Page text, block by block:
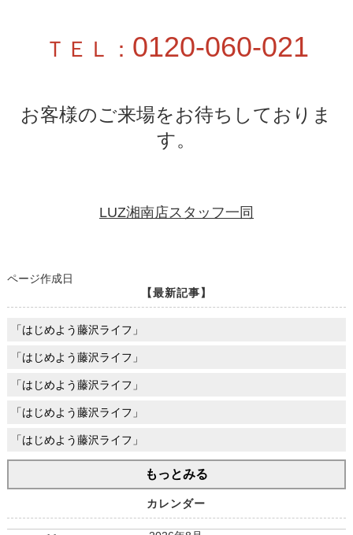
ＴＥＬ： 0120-060-021
お客様のご来場をお待ちしておりま
す。
LUZ湘南店スタッフ一同
ページ作成日
【最新記事】
「はじめよう藤沢ライフ」
「はじめよう藤沢ライフ」
「はじめよう藤沢ライフ」
「はじめよう藤沢ライフ」
「はじめよう藤沢ライフ」
もっとみる
カレンダー